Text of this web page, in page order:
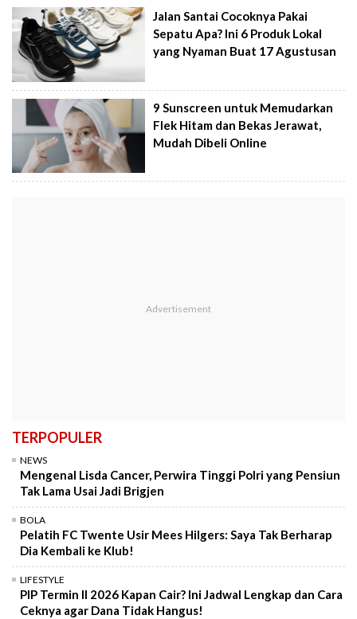
Jalan Santai Cocoknya Pakai
Sepatu Apa? Ini 6 Produk Lokal
yang Nyaman Buat 17 Agustusan
9 Sunscreen untuk Memudarkan
Flek Hitam dan Bekas Jerawat,
Mudah Dibeli Online
TERPOPULER
NEWS
Mengenal Lisda Cancer, Perwira Tinggi Polri yang Pensiun
Tak Lama Usai Jadi Brigjen
BOLA
Pelatih FC Twente Usir Mees Hilgers: Saya Tak Berharap
Dia Kembali ke Klub!
LIFESTYLE
PIP Termin II 2026 Kapan Cair? Ini Jadwal Lengkap dan Cara
Ceknya agar Dana Tidak Hangus!